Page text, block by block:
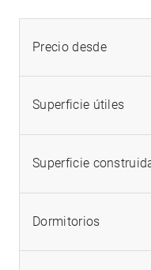
Precio desde
Superficie útiles
Superficie
Dormitorios